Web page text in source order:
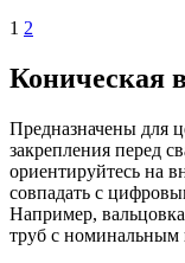
1 2
Коническая
Предназначены для
закрепления перед
ориентируйтесь на
совпадать с
Например,
труб с